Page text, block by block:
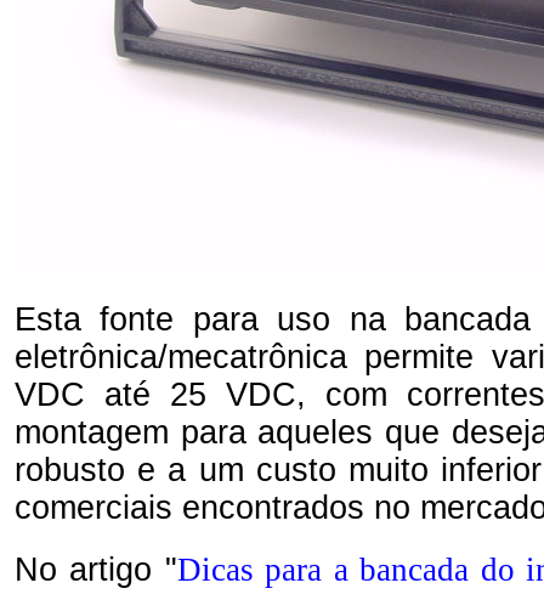
Esta fonte para uso na
eletrônica/mecatrônica permite
VDC até 25 VDC, com
montagem para aqueles que
robusto e a um custo muito
comerciais encontrados no
No artigo "Dicas para a bancada do